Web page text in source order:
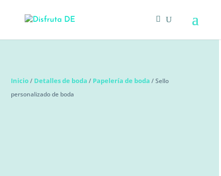
Inicio / Detalles de boda / Papelería de boda / Sello
personalizado de boda